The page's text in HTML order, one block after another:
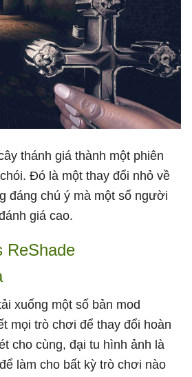
thánh giá thành một phiên
Đó là một thay đổi nhỏ về
đáng chú ý mà một số người
giá cao.
ReShade
xuống một số bản mod
mọi trò chơi để thay đổi hoàn
cho cùng, đại tu hình ảnh là
làm cho bất kỳ trò chơi nào